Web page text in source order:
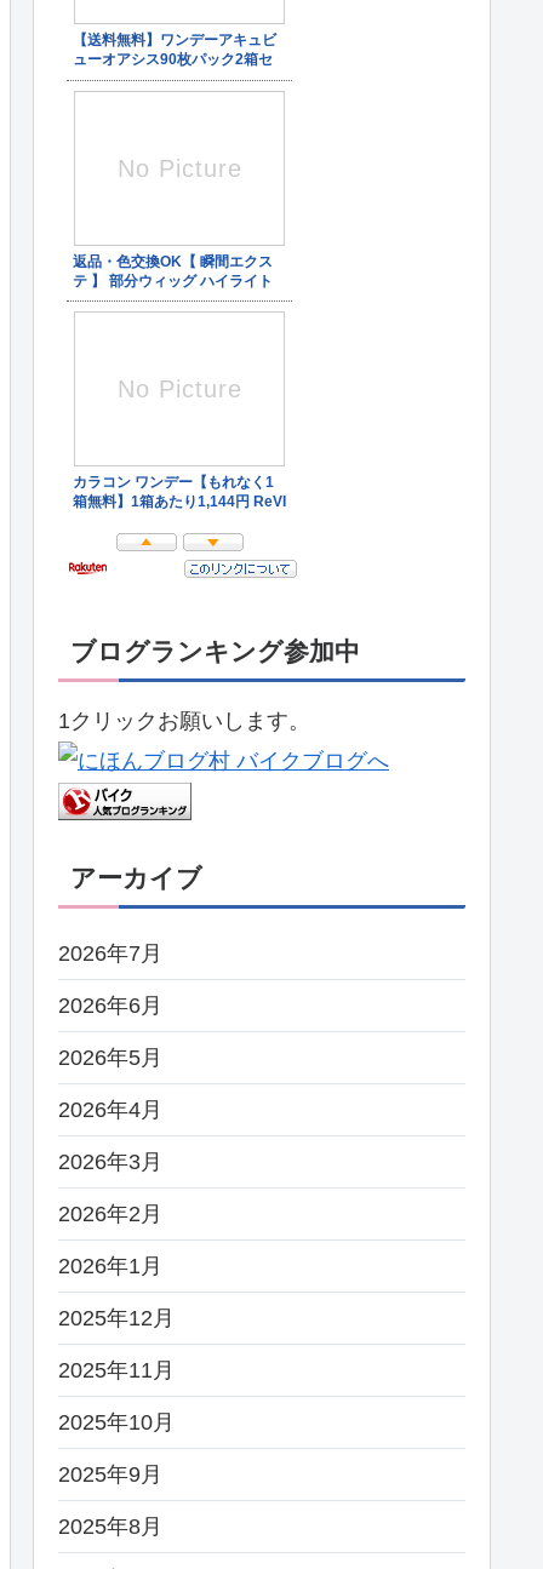
ブログランキング参加中
1クリックお願いします。
アーカイブ
2026年7月
2026年6月
2026年5月
2026年4月
2026年3月
2026年2月
2026年1月
2025年12月
2025年11月
2025年10月
2025年9月
2025年8月